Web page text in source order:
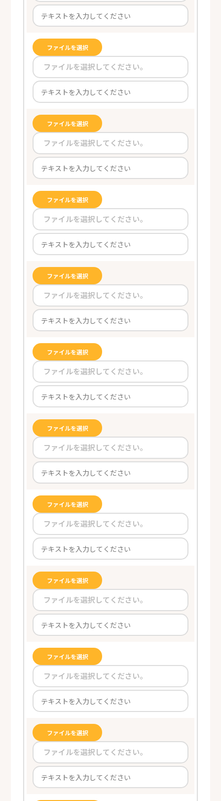
ファイルを選択
ファイルを選択してください。
ファイルを選択
ファイルを選択してください。
ファイルを選択
ファイルを選択してください。
ファイルを選択
ファイルを選択してください。
ファイルを選択
ファイルを選択してください。
ファイルを選択
ファイルを選択してください。
ファイルを選択
ファイルを選択してください。
ファイルを選択
ファイルを選択してください。
ファイルを選択
ファイルを選択してください。
ファイルを選択
ファイルを選択してください。